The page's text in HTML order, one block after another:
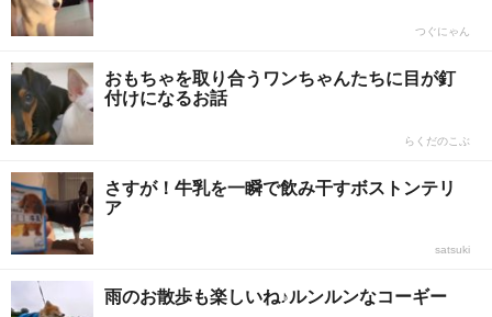
つぐにゃん
おもちゃを取り合うワンちゃんたちに目が釘
付けになるお話
らくだのこぶ
さすが！牛乳を一瞬で飲み干すボストンテリ
ア
satsuki
雨のお散歩も楽しいね♪ルンルンなコーギー